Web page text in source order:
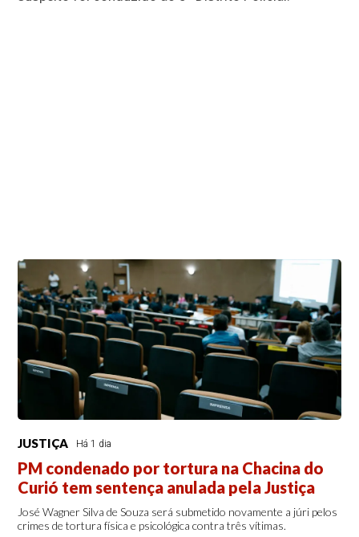
JUSTIÇA Há 1 dia
PM condenado por tortura na Chacina do
Curió tem sentença anulada pela Justiça
José Wagner Silva de Souza será submetido novamente a júri pelos
crimes de tortura física e psicológica contra três vítimas.